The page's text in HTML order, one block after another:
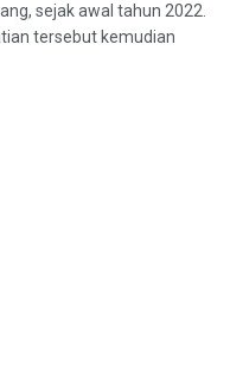
sejak awal tahun 2022.
tersebut kemudian